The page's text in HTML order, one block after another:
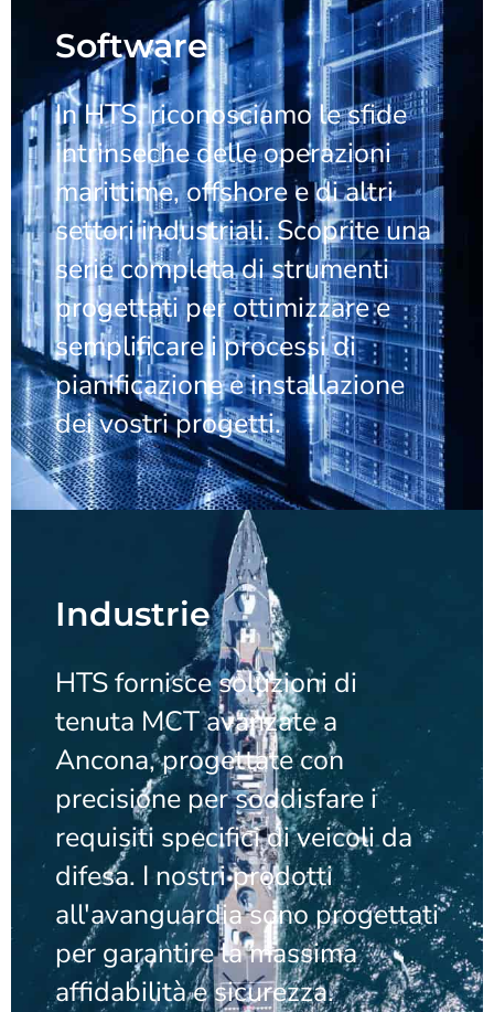
Software
In HTS, riconosciamo le sfide
intrinseche delle operazioni
marittime, offshore e di altri
settori industriali. Scoprite una
serie completa di strumenti
progettati per ottimizzare e
semplificare i processi di
pianificazione e installazione
dei vostri progetti.
Industrie
HTS fornisce soluzioni di
tenuta MCT avanzate a
Ancona, progettate con
precisione per soddisfare i
requisiti specifici di veicoli da
difesa. I nostri prodotti
all'avanguardia sono progettati
per garantire la massima
affidabilità e sicurezza.